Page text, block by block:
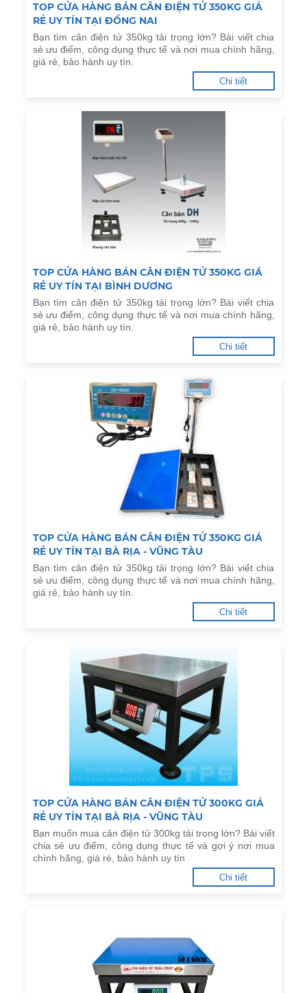
TOP CỬA HÀNG BÁN CÂN ĐIỆN TỬ 350KG GIÁ
RẺ UY TÍN TẠI ĐỒNG NAI
Bạn tìm cân điện tử 350kg tải trọng lớn? Bài viết chia
sẻ ưu điểm, công dụng thực tế và nơi mua chính hãng,
giá rẻ, bảo hành uy tín.
Chi tiết
TOP CỬA HÀNG BÁN CÂN ĐIỆN TỬ 350KG GIÁ
RẺ UY TÍN TẠI BÌNH DƯƠNG
Bạn tìm cân điện tử 350kg tải trọng lớn? Bài viết chia
sẻ ưu điểm, công dụng thực tế và nơi mua chính hãng,
giá rẻ, bảo hành uy tín.
Chi tiết
TOP CỬA HÀNG BÁN CÂN ĐIỆN TỬ 350KG GIÁ
RẺ UY TÍN TẠI BÀ RỊA - VŨNG TÀU
Bạn tìm cân điện tử 350kg tải trọng lớn? Bài viết chia
sẻ ưu điểm, công dụng thực tế và nơi mua chính hãng,
giá rẻ, bảo hành uy tín.
Chi tiết
TOP CỬA HÀNG BÁN CÂN ĐIỆN TỬ 300KG GIÁ
RẺ UY TÍN TẠI BÀ RỊA - VŨNG TÀU
Bạn muốn mua cân điện tử 300kg tải trọng lớn? Bài viết
chia sẻ ưu điểm, công dụng thực tế và gợi ý nơi mua
chính hãng, giá rẻ, bảo hành uy tín
Chi tiết